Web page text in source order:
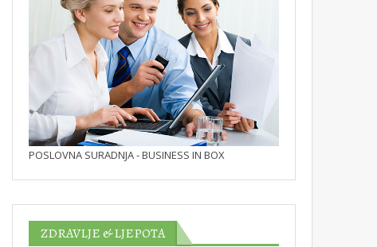
POSLOVNA SURADNJA - BUSINESS IN BOX
ZDRAVLJE & LJEPOTA